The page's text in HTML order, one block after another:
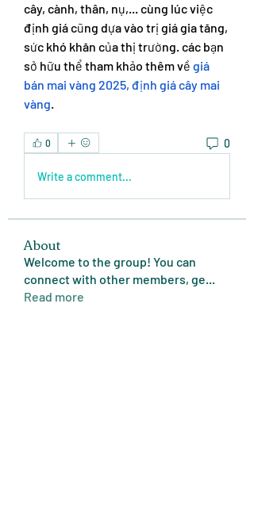
cây, cành, thân, nụ,... cùng lúc việc
định giá cũng dựa vào trị giá gia tăng,
sức khó khăn của thị trường. các bạn
sở hữu thể tham khảo thêm về giá
bán mai vàng 2025, định giá cây mai
vàng.
0 0
Write a comment...
About
Welcome to the group! You can
connect with other members, ge...
Read more